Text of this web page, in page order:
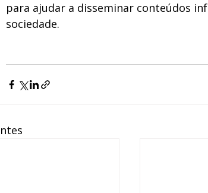
para ajudar a disseminar conteúdos
sociedade.